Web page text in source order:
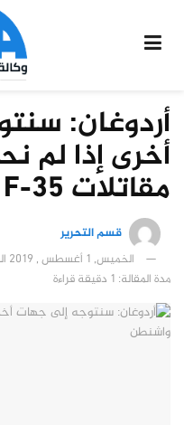
أردوغان:
أخرى إذا لم
مقاتلات F-35 من واشنطن
قسم التحرير
الخميس, 1 أغسطس , 2019 الساعة 11:38 صباحًا (مكة المكرمة)
مدة المقالة: 1 دقيقة قراءة